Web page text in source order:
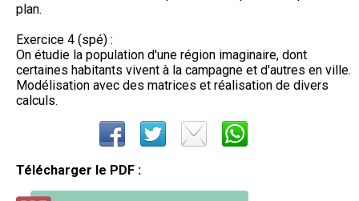
plan.
Exercice 4 (spé) :
On étudie la population d'une région imaginaire, dont
certaines habitants vivent à la campagne et d'autres en ville.
Modélisation avec des matrices et réalisation de divers
calculs.
Télécharger le PDF :